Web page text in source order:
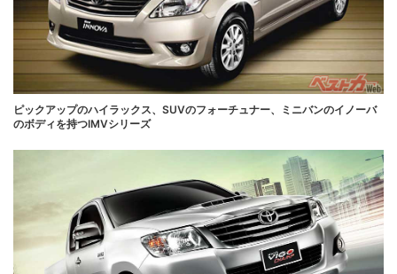
ピックアップのハイラックス、SUVのフォーチュナー、ミニバンのイノーバ
のボディを持つIMVシリーズ